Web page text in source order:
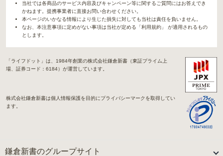
当社では各商品のサービス内容及びキャンペーン等に関するご質問にはお答えでき
かねます。提携事業者に直接お問い合わせください。
本ページのいかなる情報により生じた損失に対しても当社は責任を負いません。
なお、本注意事項に定めがない事項は当社が定める「利用規約」 が適用されるもの
とします。
「ライフドット」は、1984年創業の株式会社鎌倉新書（東証プライム上
場、証券コード：6184）が運営しています。
株式会社鎌倉新書は個人情報保護を目的にプライバシーマークを取得してい
ます。
鎌倉新書のグループサイト